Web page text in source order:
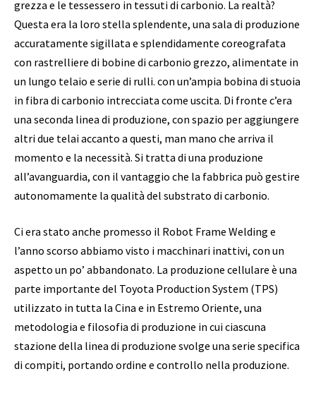
grezza e le tessessero in tessuti di carbonio. La realtà?
Questa era la loro stella splendente, una sala di produzione
accuratamente sigillata e splendidamente coreografata
con rastrelliere di bobine di carbonio grezzo, alimentate in
un lungo telaio e serie di rulli. con un’ampia bobina di stuoia
in fibra di carbonio intrecciata come uscita. Di fronte c’era
una seconda linea di produzione, con spazio per aggiungere
altri due telai accanto a questi, man mano che arriva il
momento e la necessità. Si tratta di una produzione
all’avanguardia, con il vantaggio che la fabbrica può gestire
autonomamente la qualità del substrato di carbonio.
Ci era stato anche promesso il Robot Frame Welding e
l’anno scorso abbiamo visto i macchinari inattivi, con un
aspetto un po’ abbandonato. La produzione cellulare è una
parte importante del Toyota Production System (TPS)
utilizzato in tutta la Cina e in Estremo Oriente, una
metodologia e filosofia di produzione in cui ciascuna
stazione della linea di produzione svolge una serie specifica
di compiti, portando ordine e controllo nella produzione.